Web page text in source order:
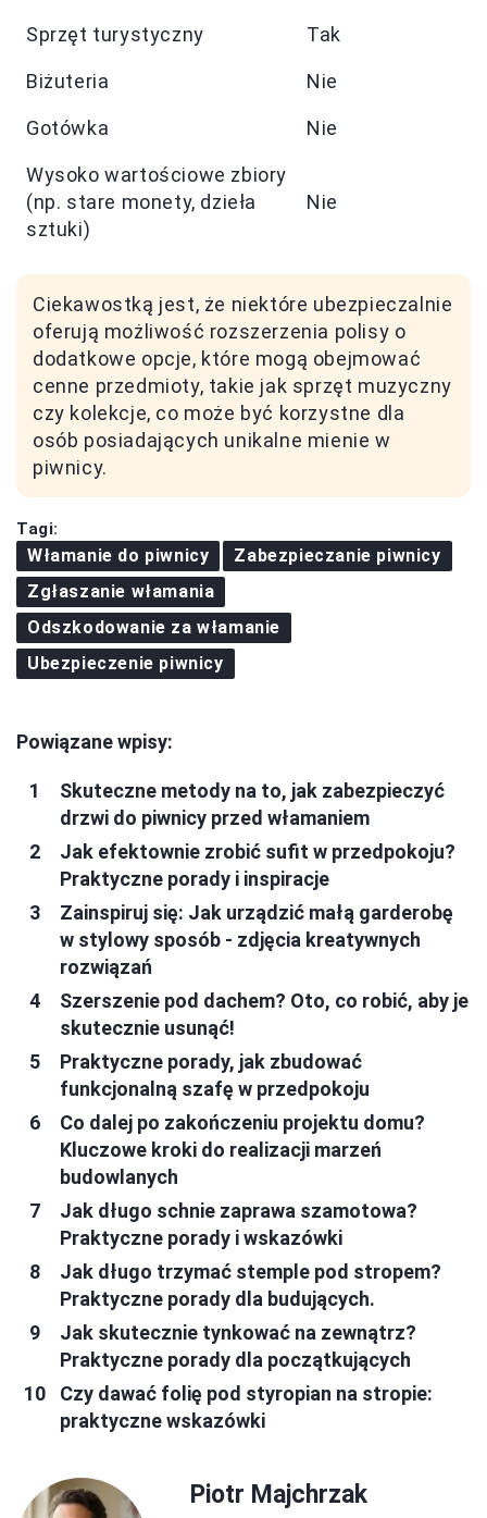
Sprzęt turystyczny Tak
Biżuteria Nie
Gotówka Nie
Wysoko wartościowe zbiory
(np. stare monety, dzieła
sztuki)
Nie
Ciekawostką jest, że niektóre ubezpieczalnie
oferują możliwość rozszerzenia polisy o
dodatkowe opcje, które mogą obejmować
cenne przedmioty, takie jak sprzęt muzyczny
czy kolekcje, co może być korzystne dla
osób posiadających unikalne mienie w
piwnicy.
Tagi:
Włamanie do piwnicy
Zabezpieczanie piwnicy
Zgłaszanie włamania
Odszkodowanie za włamanie
Ubezpieczenie piwnicy
Powiązane wpisy:
Skuteczne metody na to, jak zabezpieczyć
drzwi do piwnicy przed włamaniem
Jak efektownie zrobić sufit w przedpokoju?
Praktyczne porady i inspiracje
Zainspiruj się: Jak urządzić małą garderobę
w stylowy sposób - zdjęcia kreatywnych
rozwiązań
Szerszenie pod dachem? Oto, co robić, aby je
skutecznie usunąć!
Praktyczne porady, jak zbudować
funkcjonalną szafę w przedpokoju
Co dalej po zakończeniu projektu domu?
Kluczowe kroki do realizacji marzeń
budowlanych
Jak długo schnie zaprawa szamotowa?
Praktyczne porady i wskazówki
Jak długo trzymać stemple pod stropem?
Praktyczne porady dla budujących.
Jak skutecznie tynkować na zewnątrz?
Praktyczne porady dla początkujących
Czy dawać folię pod styropian na stropie:
praktyczne wskazówki
Piotr Majchrzak